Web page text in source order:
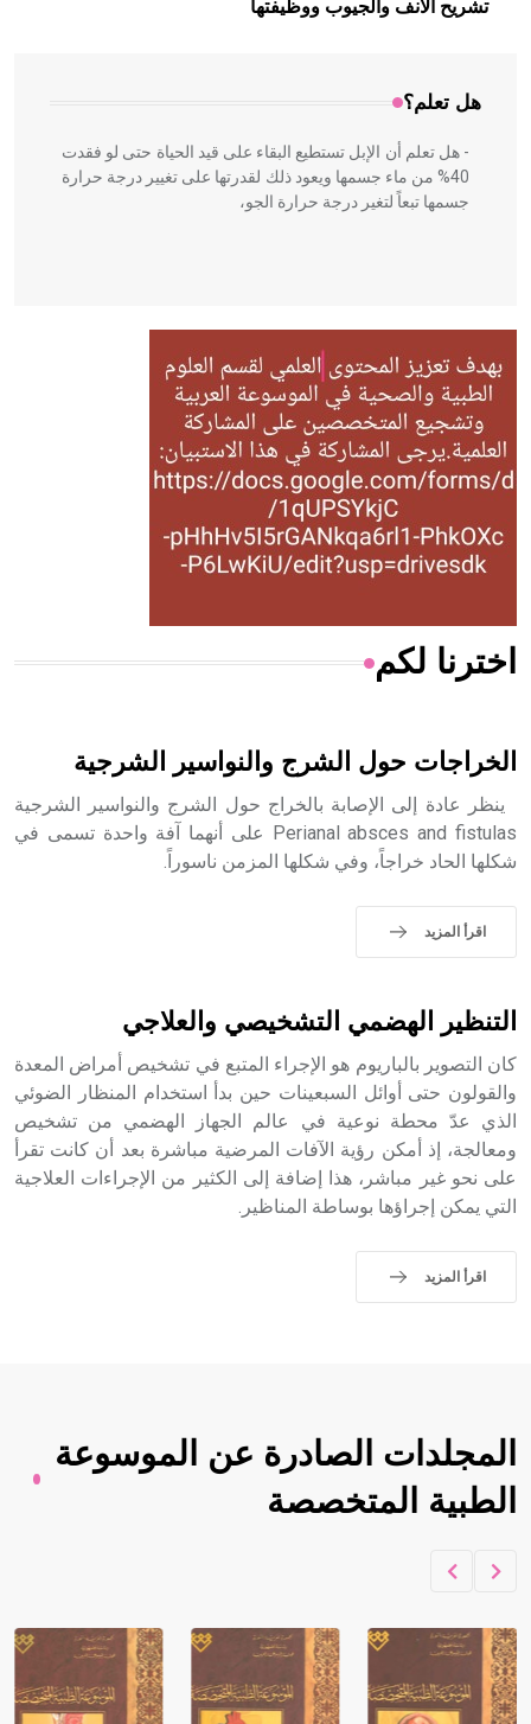
تشريح الأنف والجيوب ووظيفتها
هل تعلم؟
المعمار على بناء مداميكه وخاصة في الواجهات
- هل تعلم أن الإبل تستطيع البقاء على قيد الحياة حتى لو فقدت
40% من ماء جسمها ويعود ذلك لقدرتها على تغيير درجة حرارة
جسمها تبعاً لتغير درجة حرارة الجو،
- هل تعلم أن أبقراط كتب في الطب أربعة مؤلفات هي:
الحكم، الأدلة، تنظيم التغذية، ورسالته في جروح الرأس. ويعود
له الفضل بأنه حرر الطب من الدين والفلسفة.
- هل تعلم أن المرجان إفراز حيواني يتكون في البحر ويتركب
من مادة كربونات الكلسيوم، وهو أحمر أو شديد الحمرة وهو
أجود أنواعه، ويمتاز بكبر الحجم ويسمى الش
هل تعلم أن الأبسيد كلمة فرنسية اللفظ تم اعتمادها مصطلحاً
- هل تعلم أن أبجر Abgar اسم معروف جيداً يعود إلى عدد من
التاسع، وهم ينتسبون إلى أسرة أوسروين
- هل تعلم أن الأبجدية الكنعانية تتألف من /22/ علامة كتابية
sign تكتب منفصلة غير متصلة، وتعتمد المبدأ الأكوروفوني،
حيث تقتصر القيمة الصوتية للعلامة الك
اخترنا لكم
الخراجات حول الشرج والنواسير الشرجية
ينظر عادة إلى الإصابة بالخراج حول الشرج والنواسير الشرجية
Perianal absces and fistulas على أنهما آفة واحدة تسمى في
شكلها الحاد خراجاً، وفي شكلها المزمن ناسوراً.
اقرأ المزيد
التنظير الهضمي التشخيصي والعلاجي
كان التصوير بالباريوم هو الإجراء المتبع في تشخيص أمراض المعدة
والقولون حتى أوائل السبعينات حين بدأ استخدام المنظار الضوئي
الذي عدّ محطة نوعية في عالم الجهاز الهضمي من تشخيص
ومعالجة، إذ أمكن رؤية الآفات المرضية مباشرة بعد أن كانت تقرأ
على نحو غير مباشر، هذا إضافة إلى الكثير من الإجراءات العلاجية
التي يمكن إجراؤها بوساطة المناظير.
اقرأ المزيد
المجلدات الصادرة عن الموسوعة
الطبية المتخصصة